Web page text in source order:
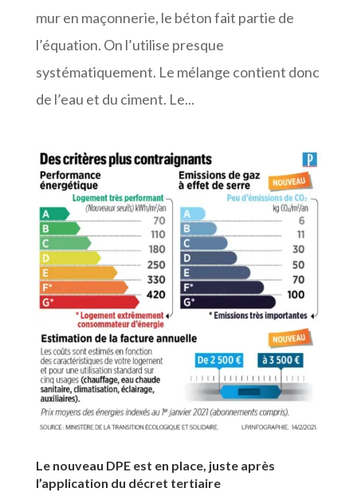
mur en maçonnerie, le béton fait partie de
l’équation. On l’utilise presque
systématiquement. Le mélange contient donc
de l’eau et du ciment. Le...
Le nouveau DPE est en place, juste après
l’application du décret tertiaire